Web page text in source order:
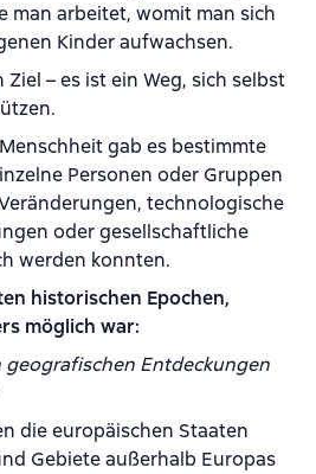
man arbeitet, womit man sich
Kinder aufwachsen.
– es ist ein Weg, sich selbst
gab es bestimmte
Personen oder Gruppen
technologische
oder gesellschaftliche
werden konnten.
historischen Epochen,
möglich war:
geografischen Entdeckungen
die europäischen Staaten
Gebiete außerhalb Europas